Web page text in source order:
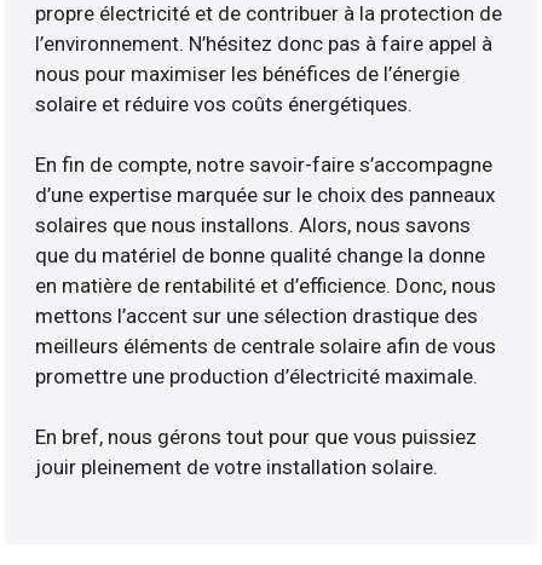
propre électricité et de contribuer à la protection de
l’environnement. N’hésitez donc pas à faire appel à
nous pour maximiser les bénéfices de l’énergie
solaire et réduire vos coûts énergétiques.
En fin de compte, notre savoir-faire s’accompagne
d’une expertise marquée sur le choix des panneaux
solaires que nous installons. Alors, nous savons
que du matériel de bonne qualité change la donne
en matière de rentabilité et d’efficience. Donc, nous
mettons l’accent sur une sélection drastique des
meilleurs éléments de centrale solaire afin de vous
promettre une production d’électricité maximale.
En bref, nous gérons tout pour que vous puissiez
jouir pleinement de votre installation solaire.